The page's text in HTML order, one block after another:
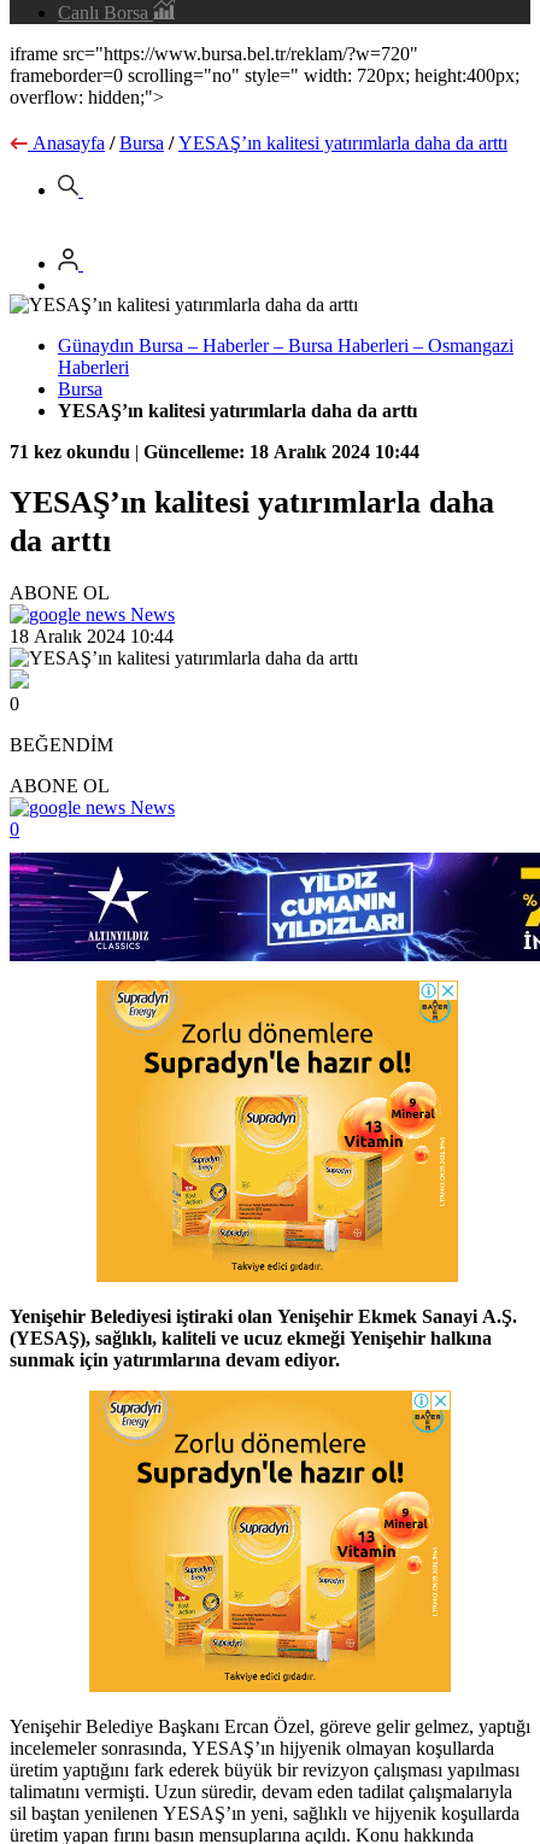
Canlı Borsa
iframe src="https://www.bursa.bel.tr/reklam/?w=720"
frameborder=0 scrolling="no" style=" width: 720px; height:400px;
overflow: hidden;">
Anasayfa / Bursa / YESAŞ’ın kalitesi yatırımlarla daha da arttı
Günaydın Bursa – Haberler – Bursa Haberleri – Osmangazi
Haberleri
Bursa
YESAŞ’ın kalitesi yatırımlarla daha da arttı
71 kez okundu | Güncelleme: 18 Aralık 2024 10:44
YESAŞ’ın kalitesi yatırımlarla daha
da arttı
ABONE OL
News
18 Aralık 2024 10:44
0
BEĞENDİM
ABONE OL
News
0
Yenişehir Belediyesi iştiraki olan Yenişehir Ekmek Sanayi A.Ş.
(YESAŞ), sağlıklı, kaliteli ve ucuz ekmeği Yenişehir halkına
sunmak için yatırımlarına devam ediyor.
Yenişehir Belediye Başkanı Ercan Özel, göreve gelir gelmez, yaptığı
incelemeler sonrasında, YESAŞ’ın hijyenik olmayan koşullarda
üretim yaptığını fark ederek büyük bir revizyon çalışması yapılması
talimatını vermişti. Uzun süredir, devam eden tadilat çalışmalarıyla
sil baştan yenilenen YESAŞ’ın yeni, sağlıklı ve hijyenik koşullarda
üretim yapan fırını basın mensuplarına açıldı. Konu hakkında